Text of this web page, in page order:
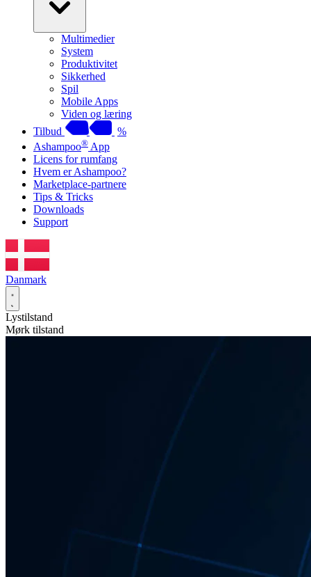
Multimedier
System
Produktivitet
Sikkerhed
Spil
Mobile Apps
Viden og læring
Tilbud
%
Ashampoo® App
Licens for rumfang
Hvem er Ashampoo?
Marketplace-partnere
Tips & Tricks
Downloads
Support
Danmark
Lystilstand
Mørk tilstand